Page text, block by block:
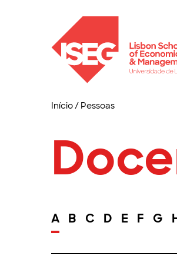
Início/ Pessoas
A B C D E F G